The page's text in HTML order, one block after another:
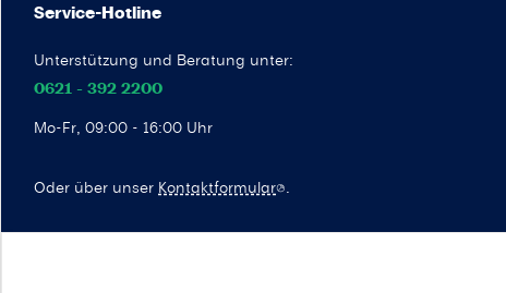
Service-Hotline
Unterstützung und Beratung unter:
0621 - 392 2200
Mo-Fr, 09:00 - 16:00 Uhr
Oder über unser Kontaktformular .